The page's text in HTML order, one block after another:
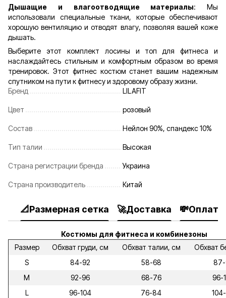
Дышащие и влагоотводящие материалы: Мы
использовали специальные ткани, которые обеспечивают
хорошую вентиляцию и отводят влагу, позволяя вашей коже
дышать.
Выберите этот комплект лосины и топ для фитнеса и
наслаждайтесь стильным и комфортным образом во время
тренировок. Этот фитнес костюм станет вашим надежным
спутником на пути к фитнесу и здоровому образу жизни.
Бренд
LILAFIT
Цвет розовый
Состав Нейлон 90%, спандекс 10%
Тип талии Высокая
Страна регистрации бренда Украина
Страна производитель Китай
📐Размерная сетка 🚀Доставка 💸Оплата
Костюмы для фитнеса и комбинезоны
Размер
Обхват груди, см Обхват талии, см
Обхват
S
84-92 58-68
M
92-96 68-76
96-
L
96-104 76-84